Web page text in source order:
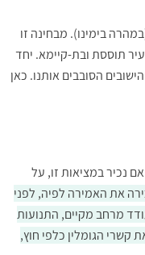
בימינו). מבחינה זו
תוססת ובת-קיימא. יחד
הסובבים אותנו. כאן
נכיר במציאות זו, על
את האמירה לפיה, לפני
מרחב מקיים, התנועות
קשרי הגומלין כלפי חוץ,